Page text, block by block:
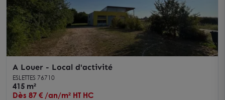
A Louer - Local d'activité
ESLETTES 76710
415 m²
Dès 87 € /an/m² HT HC